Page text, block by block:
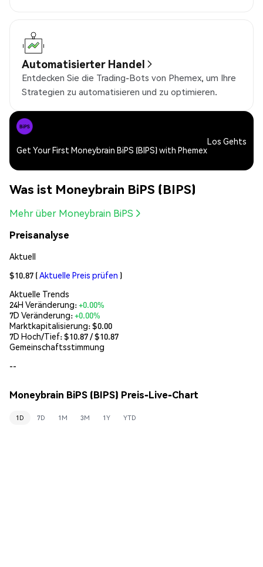
Automatisierter Handel
Entdecken Sie die Trading-Bots von Phemex, um Ihre
Strategien zu automatisieren und zu optimieren.
Get Your First Moneybrain BiPS (BIPS) with Phemex
Los Gehts
Was ist Moneybrain BiPS (BIPS)
Mehr über Moneybrain BiPS
Preisanalyse
Aktuell
$10.87 (Aktuelle Preis prüfen )
Aktuelle Trends
24H Veränderung:+0.00%
7D Veränderung:+0.00%
Marktkapitalisierung:$0.00
7D Hoch/Tief: $10.87/ $10.87
Gemeinschaftsstimmung
--
Moneybrain BiPS (BIPS) Preis-Live-Chart
1D 7D 1M 3M 1Y YTD